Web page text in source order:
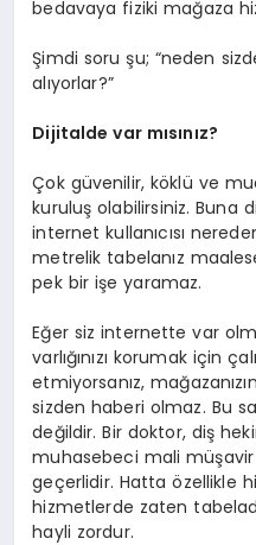
bedavaya fiziki mağaza
Şimdi soru şu; “neden
alıyorlar?”
Dijitalde var mısınız?
Çok güvenilir, köklü ve
kuruluş olabilirsiniz. Buna
internet kullanıcısı
metrelik tabelanız
pek bir işe yaramaz.
Eğer siz internette var
varlığınızı korumak için
etmiyorsanız,
sizden haberi olmaz. Bu
değildir. Bir doktor, diş
muhasebeci mali
geçerlidir. Hatta özellikle
hizmetlerde zaten
hayli zordur.